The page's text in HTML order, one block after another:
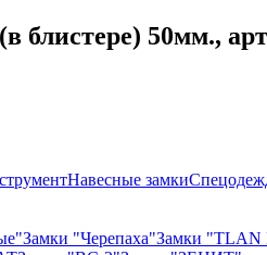
блистере) 50мм.,
Навесные замки
Замки "Черепаха"Замки "TLAN